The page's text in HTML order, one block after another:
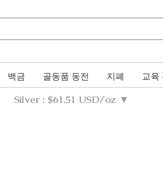
백금 골동품 동전 지폐 교육
Silver : $61.51 USD/oz ▼